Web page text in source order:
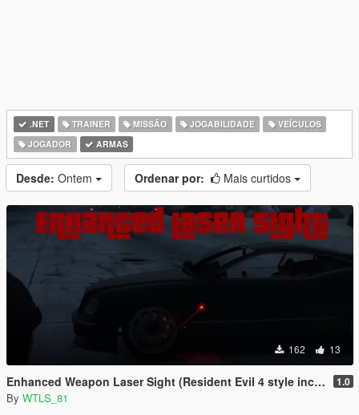
.NET TRAINER MISSÃO JOGABILIDADE
VEÍCULOS
JOGADOR
ARMAS
Desde: Ontem Ordenar por: Mais curtidos
162 13
Enhanced Weapon Laser Sight (Resident Evil 4 style included) 1.0
By WTLS_81